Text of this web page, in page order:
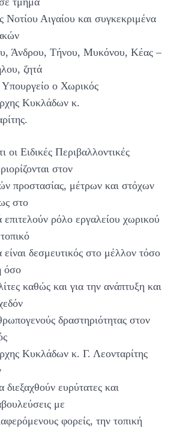
Νοτίου Αιγαίου και συγκεκριμένα
Άνδρου, Τήνου, Μυκόνου, Κέας –
ζητά
ο Χωρικός
Κυκλάδων κ.
οι Ειδικές Περιβαλλοντικές
στον
προστασίας, μέτρων και στόχων
στο
ρόλο εργαλείου χωρικού
δεσμευτικός στο μέλλον τόσο
όσο
καθώς και για την ανάπτυξη και
δραστηριότητας στον
Κυκλάδων κ. Γ. Λεονταρίτης
διεξαχθούν ευρύτατες και
με
φορείς, την τοπική